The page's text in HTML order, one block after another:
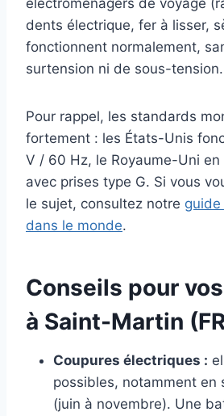
électroménagers de voyage
dents électrique, fer à lisser,
fonctionnent normalement,
surtension ni de sous-tension.
Pour rappel, les standards
fortement : les États-Unis
V / 60 Hz, le Royaume-Uni
avec prises type G. Si vous
le sujet, consultez notre
dans le monde.
Conseils pour
à Saint-Martin
Coupures électriques :
possibles, notamment en
(juin à novembre). Une